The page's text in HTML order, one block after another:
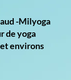
-Milyoga
de yoga
environs